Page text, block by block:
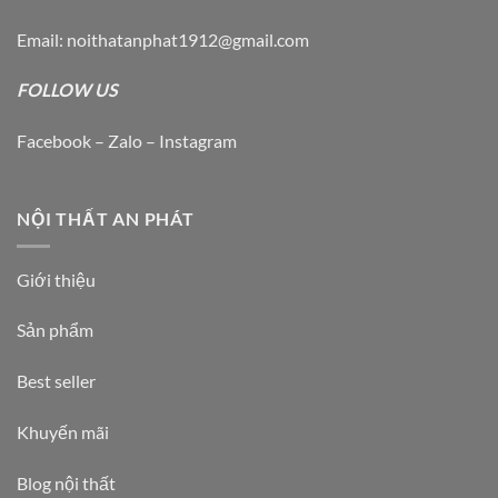
Email: noithatanphat1912@gmail.com
FOLLOW US
Facebook – Zalo – Instagram
NỘI THẤT AN PHÁT
Giới thiệu
Sản phẩm
Best seller
Khuyến mãi
Blog nội thất